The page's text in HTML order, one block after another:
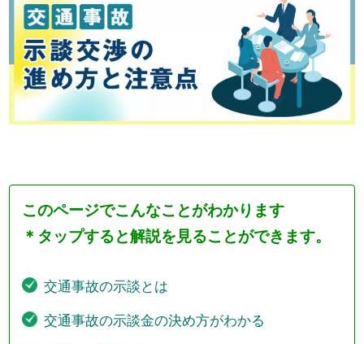
このページでこんなことがわかります
＊タップすると解説を見ることができます。
交通事故の示談とは
交通事故の示談金の決め方がわかる